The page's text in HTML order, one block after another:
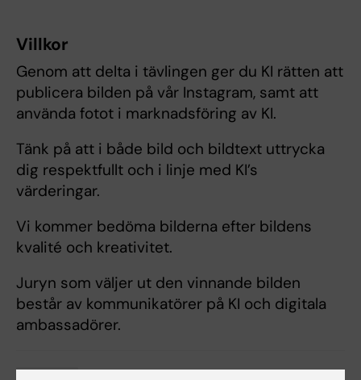
Villkor
Genom att delta i tävlingen ger du KI rätten att
publicera bilden på vår Instagram, samt att
använda fotot i marknadsföring av KI.
Tänk på att i både bild och bildtext uttrycka
dig respektfullt och i linje med KI’s
värderingar.
Vi kommer bedöma bilderna efter bildens
kvalité och kreativitet.
Juryn som väljer ut den vinnande bilden
består av kommunikatörer på KI och digitala
ambassadörer.